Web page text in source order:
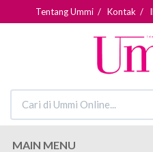
Tentang Ummi / Kontak /
MAIN MENU